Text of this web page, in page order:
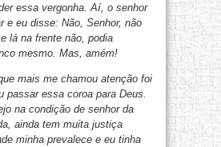
essa vergonha. Aí, o senhor
e eu disse: Não, Senhor, não
lá na frente não, podia
mesmo. Mas, amém!
mais me chamou atenção foi
passar essa coroa para Deus.
na condição de senhor da
ainda tem muita justiça
minha prevalece e eu tinha